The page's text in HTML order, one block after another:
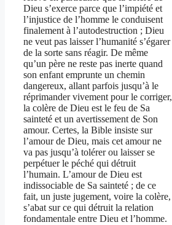
Dieu s’exerce parce que l’impiété et
l’injustice de l’homme le conduisent
finalement à l’autodestruction ; Dieu
ne veut pas laisser l’humanité s’égarer
de la sorte sans réagir. De même
qu’un père ne reste pas inerte quand
son enfant emprunte un chemin
dangereux, allant parfois jusqu’à le
réprimander vivement pour le corriger,
la colère de Dieu est le feu de Sa
sainteté et un avertissement de Son
amour. Certes, la Bible insiste sur
l’amour de Dieu, mais cet amour ne
va pas jusqu’à tolérer ou laisser se
perpétuer le péché qui détruit
l’humain. L’amour de Dieu est
indissociable de Sa sainteté ; de ce
fait, un juste jugement, voire la colère,
s’abat sur ce qui détruit la relation
fondamentale entre Dieu et l’homme.